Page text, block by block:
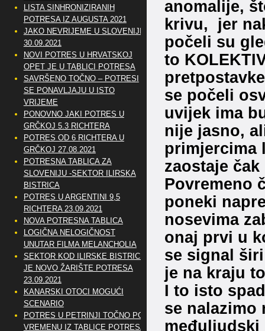
anomalije,
krivu, jer
počeli su
to
se počeli
uvijek ima
nije jasno,
primjercima
zaostaje
Povremeno
poneki
nosevima
onaj prvi u
se signal
je na kraju
I to isto
se nalazimo
međuljudski
LISTA SINHRONIZIRANIH
POTRESA IZ AUGUSTA 2021
JAKO NEVRIJEME U SLOVENIJI
30.09.2021
NOVI POTRES U HRVATSKOJ
OPET JE U TABLICI POTRESA
SAVRŠENO TOČNO – POTRESI
SE PONAVLJAJU U ISTO
VRIJEME
PONOVNO JAKI POTRES U
GRČKOJ 5.3 RICHTERA
POTRES OD 6 RICHTERA U
GRČKOJ 27.08.2021
POTRESNA TABLICA ZA
SLOVENIJU -SEKTOR ILIRSKA
BISTRICA
POTRES U ARGENTINI 9,5
RICHTERA 23.09.2021
NOVA POTRESNA TABLICA
LOGIČNA NELOGIČNOST
UNUTAR FILMA MELANCHOLIA
SEKTOR KOD ILIRSKE BISTRICE
JE NOVO ŽARIŠTE POTRESA
23.09.2021
KANARSKI OTOCI MOGUĆI
SCENARIO
POTRES U PETRINJI TOČNO PO
VREMENU IZ TABLICE POTRESA